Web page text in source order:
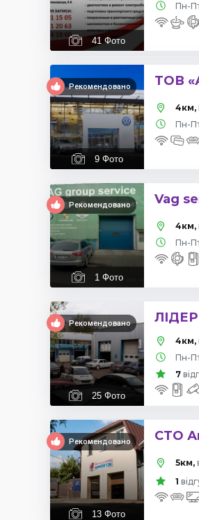
41 Фото
Пн-
Рекомендовано
9 Фото
ТОВ
4км,
Пн-
Рекомендовано
1 Фото
Vag
4км,
Пн-
Рекомендовано
25 Фото
4км,
Пн-
7
Рекомендовано
13 Фото
СТО
5км,
1